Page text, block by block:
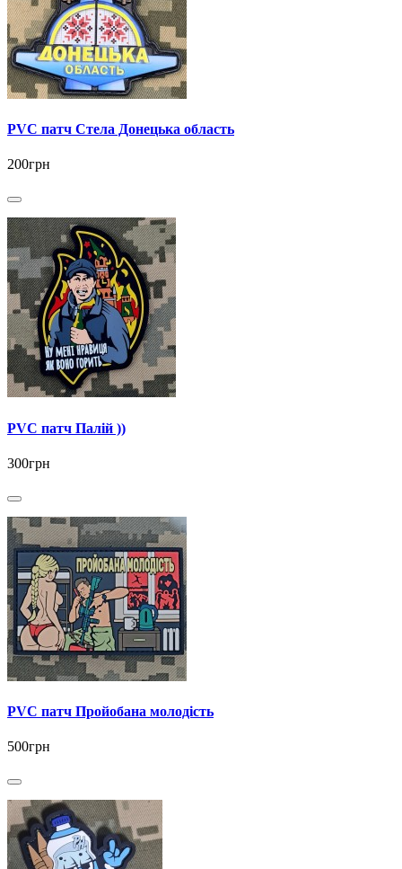
PVC патч Стела Донецька область
200грн
PVC патч Палій ))
300грн
PVC патч Пройобана молодість
500грн